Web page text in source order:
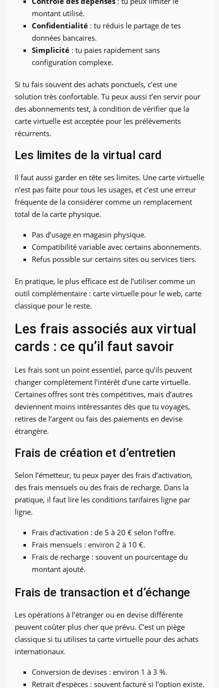
montant utilisé.
Confidentialité : tu réduis le partage de tes
données bancaires.
Simplicité : tu paies rapidement sans
configuration complexe.
Si tu fais souvent des achats ponctuels, c’est une
solution très confortable. Tu peux aussi t’en servir pour
des abonnements test, à condition de vérifier que la
carte virtuelle est acceptée pour les prélèvements
récurrents.
Les limites de la virtual card
Il faut aussi garder en tête ses limites. Une carte virtuelle
n’est pas faite pour tous les usages, et c’est une erreur
fréquente de la considérer comme un remplacement
total de la carte physique.
Pas d’usage en magasin physique.
Compatibilité variable avec certains abonnements.
Refus possible sur certains sites ou services tiers.
En pratique, le plus efficace est de l’utiliser comme un
outil complémentaire : carte virtuelle pour le web, carte
classique pour le reste.
Les frais associés aux virtual
cards : ce qu’il faut savoir
Les frais sont un point essentiel, parce qu’ils peuvent
changer complètement l’intérêt d’une carte virtuelle.
Certaines offres sont très compétitives, mais d’autres
deviennent moins intéressantes dès que tu voyages,
retires de l’argent ou fais des paiements en devise
étrangère.
Frais de création et d’entretien
Selon l’émetteur, tu peux payer des frais d’activation,
des frais mensuels ou des frais de recharge. Dans la
pratique, il faut lire les conditions tarifaires ligne par
ligne.
Frais d’activation : de 5 à 20 € selon l’offre.
Frais mensuels : environ 2 à 10 €.
Frais de recharge : souvent un pourcentage du
montant ajouté.
Frais de transaction et d’échange
Les opérations à l’étranger ou en devise différente
peuvent coûter plus cher que prévu. C’est un piège
classique si tu utilises ta carte virtuelle pour des achats
internationaux.
Conversion de devises : environ 1 à 3 %.
Retrait d’espèces : souvent facturé si l’option existe.